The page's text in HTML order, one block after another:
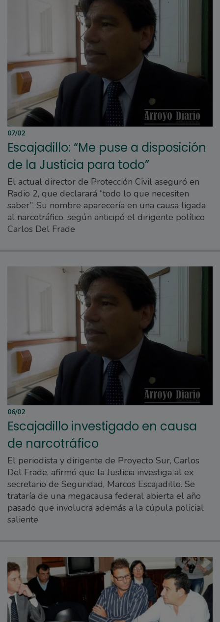
07/02
Escajadillo: “Me puse a disposición
de la Justicia para todo”
El actual director de Protección Civil aseguró en
Radio 2, que declarará “todo lo que necesiten
saber”. Su nombre aparecería en una causa ligada
al narcotráfico, según anticipó el dirigente político
Carlos Del Frade
06/02
Escajadillo investigado en causa
de narcotráfico
El periodista y dirigente de Proyecto Sur, Carlos
Del Frade, afirmó que la Justicia investiga al ex
secretario de Seguridad, Marcos Escajadillo. Se
trataría de una megacausa federal abierta el año
pasado que involucra además a la cúpula policial
saliente